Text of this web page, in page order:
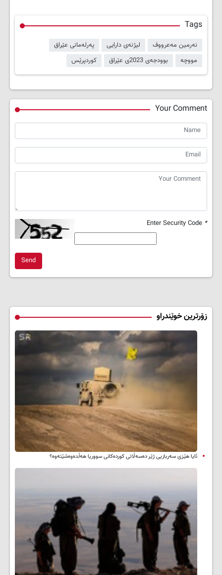
Tags
نەرمین مەعرووف لیژنەی دارایی
پەرلەمانی عێراق
مووچە
بوودجەی 2023ی عێراق کوردپرێس
Your Comment
*
Send
زۆرترین خوێندراو
ئایا هێزی سەربازیی ژێر دەسەڵاتی کوردەکانی سووریا هەڵدەوەشێتەوە؟